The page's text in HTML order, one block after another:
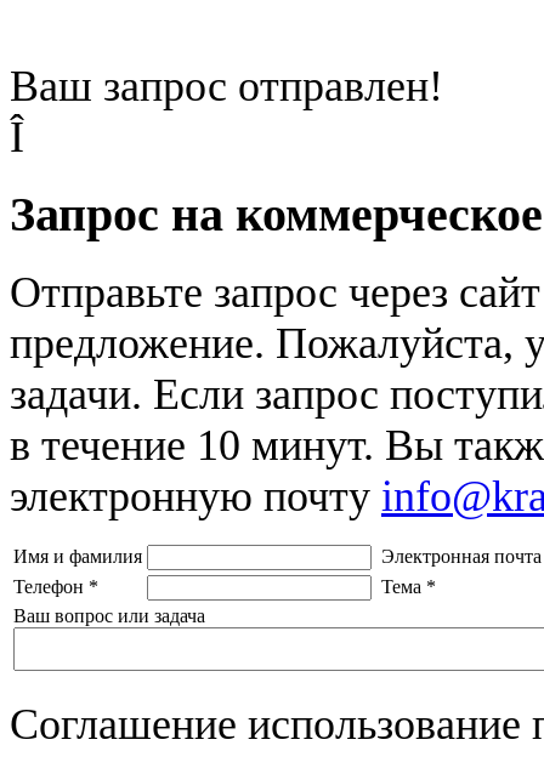
Ваш запрос отправлен!
Î
Запрос на
Отправьте запрос через
предложение. Пожалуйста,
задачи. Если запрос
в течение 10 минут. Вы
электронную почту
Имя и фамилия
Электронная почта
Телефон * Тема *
Ваш вопрос или задача
Соглашение